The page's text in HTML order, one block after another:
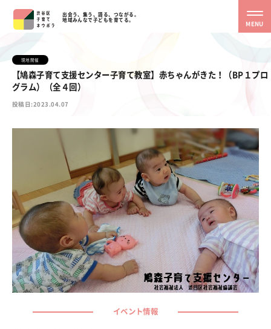
出会う、集う、語る、つながる。
地域みんなで子どもを育てる。
MENU
現地開催
【鳩森子育て支援センター子育て教室】赤ちゃんがきた！（BP１プロ
グラム）（全４回）
投稿日:2023.04.07
イベント情報